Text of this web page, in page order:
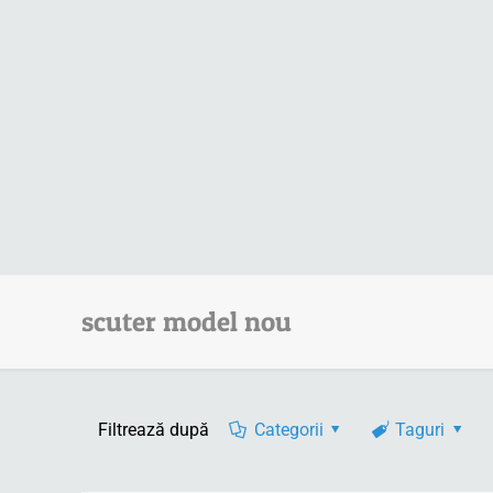
scuter model nou
Filtrează după Categorii Taguri